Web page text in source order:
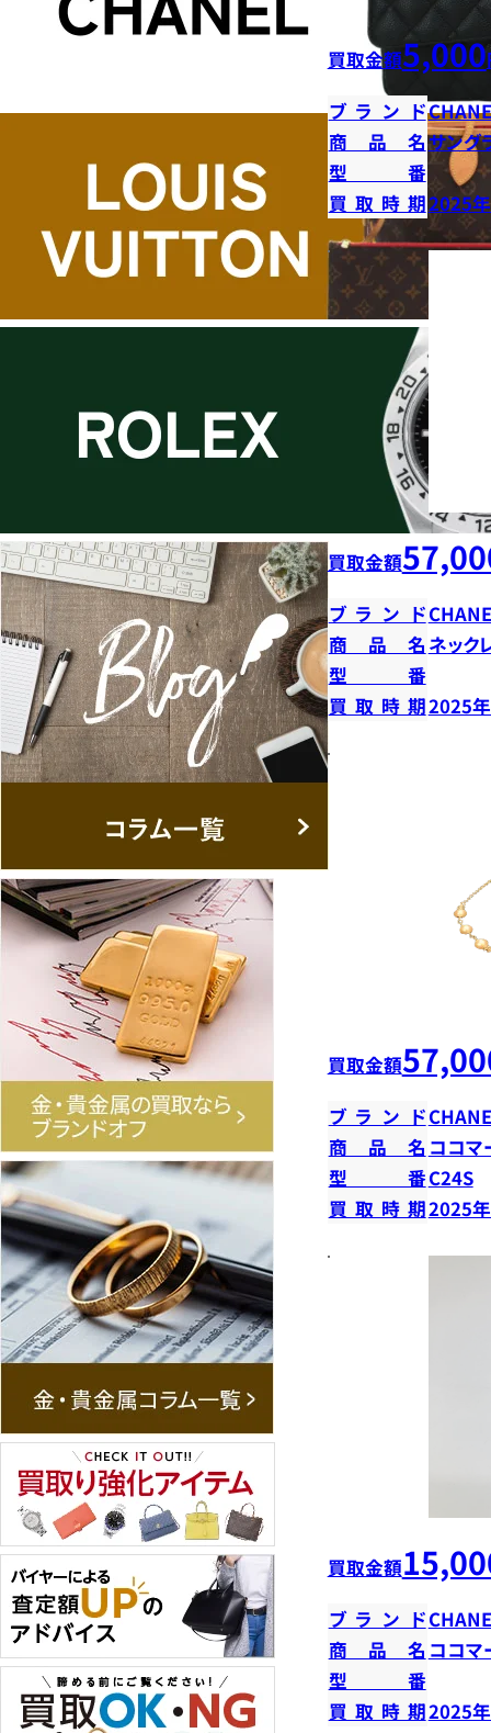
買取金額5,000
ブランド
商品名サング
型番
買取時期2025
買取金額
ブランド
商品名 ネック
型番
買取時期2025
買取金額
ブランド
商品名 ココ
型番C24S
買取時期2025
買取金額
ブランド
商品名 ココマ
型番
買取時期2025